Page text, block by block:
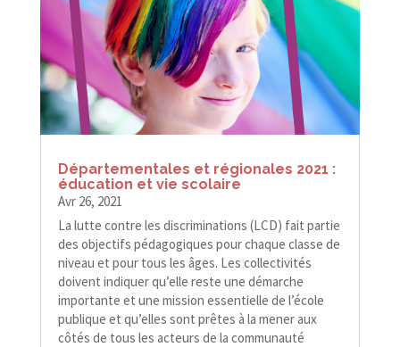
Départementales et régionales 2021 :
éducation et vie scolaire
Avr 26, 2021
La lutte contre les discriminations (LCD) fait partie
des objectifs pédagogiques pour chaque classe de
niveau et pour tous les âges. Les collectivités
doivent indiquer qu’elle reste une démarche
importante et une mission essentielle de l’école
publique et qu’elles sont prêtes à la mener aux
côtés de tous les acteurs de la communauté